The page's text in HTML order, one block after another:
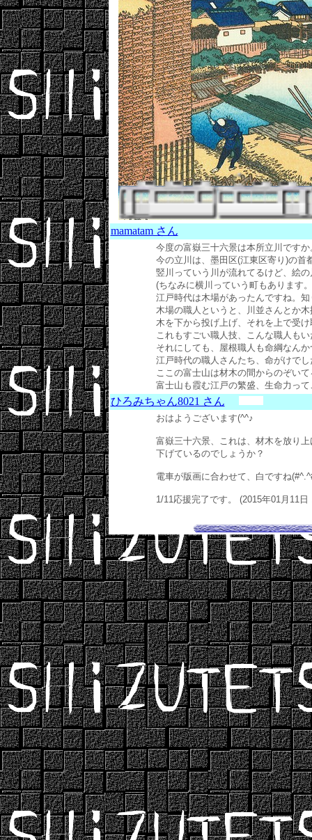
mamatam さん
今度の富嶽三十六景は本所立川ですか
今の立川は、墨田区(江東区寄り)の首
竪川っていう川が流れてるけど、絵
(ちなみに横川っていう町もあります
江戸時代は木場があったんですね。
木場の職人というと、川並さんとか
木を下から投げ上げ、それを上で受
これもすごい職人技、こんな職人も
それにしても、屋根職人も命綱なん
江戸時代の職人さんたち、命がけでし
ここの富士山は材木の間からのぞい
富士山も霞む江戸の繁盛、生命力っ
ひろみちゃん8021 さん
おはようございます(^^♪
富嶽三十六景、これは、材木を放り
下げているのでしょうか？
電車が版画に合わせて、白ですね
1/11応援完了です。 (2015年01月11日